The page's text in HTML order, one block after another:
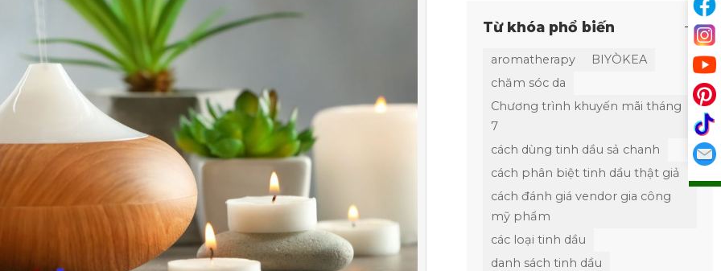
Từ khóa phổ biến
aromatherapy
BIYÒKEA
chăm sóc da
Chương trình khuyến mãi tháng
7
cách dùng tinh dầu sả chanh
cách phân biệt tinh dầu thật giả
cách đánh giá vendor gia công
mỹ phẩm
các loại tinh dầu
danh sách tinh dầu